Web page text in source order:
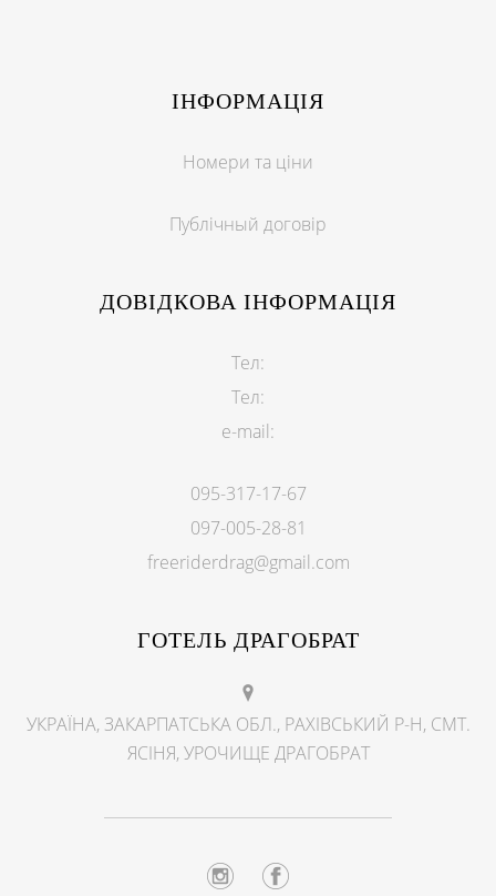
ІНФОРМАЦІЯ
Номери та ціни
Публічный договір
ДОВІДКОВА ІНФОРМАЦІЯ
Тел:
Тел:
e-mail:
095-317-17-67
097-005-28-81
freeriderdrag@gmail.com
ГОТЕЛЬ ДРАГОБРАТ
УКРАЇНА, ЗАКАРПАТСЬКА ОБЛ., РАХІВСЬКИЙ Р-Н, СМТ.
ЯСІНЯ, УРОЧИЩЕ ДРАГОБРАТ